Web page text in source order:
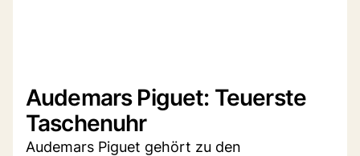
Audemars Piguet: Teuerste
Taschenuhr
Audemars Piguet gehört zu den